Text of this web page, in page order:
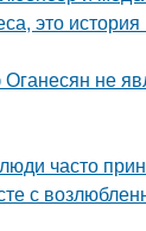
это
не
часто
с